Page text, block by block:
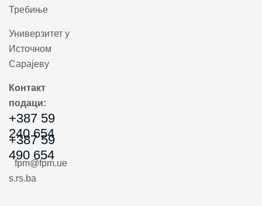
Требиње
Универзитет у
Источном
Сарајеву
Контакт
подаци:
+387 59
240 654
+387 59
490 654
fpm@fpm.ue
s.rs.ba